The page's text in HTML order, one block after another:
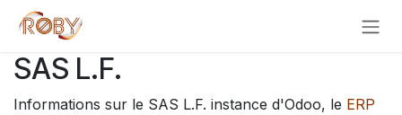
Se rendre au contenu
SAS L.F.
Informations sur le SAS L.F. instance d'Odoo, le ERP